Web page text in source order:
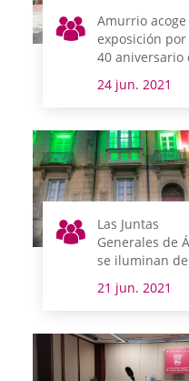
Amurrio acoge
exposición por
40 aniversario
Generales de
24 jun. 2021
Las Juntas
Generales de
se iluminan de
Mundial de la
21 jun. 2021